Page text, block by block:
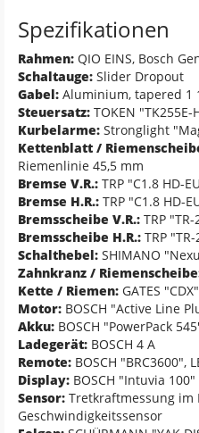
Spezifikationen
Rahmen: QIO EINS, Bosch
Schaltauge: Slider Dropout
Gabel: Aluminium, tapered 1
Steuersatz: TOKEN "TK255E-
Kurbelarme: Stronglight
Kettenblatt /
Riemenlinie 45,5 mm
Bremse V.R.: TRP "C1.8 HD-
Bremse H.R.: TRP "C1.8 HD-
Bremsscheibe V.R.: TRP
Bremsscheibe H.R.: TRP
Schalthebel: SHIMANO
Zahnkranz /
Kette / Riemen: GATES "CDX"
Motor: BOSCH "Active Line
Akku: BOSCH "PowerPack
Ladegerät: BOSCH 4 A
Remote: BOSCH "BRC3600",
Display: BOSCH "Intuvia 100"
Sensor: Tretkraftmessung im
Geschwindigkeitssensor